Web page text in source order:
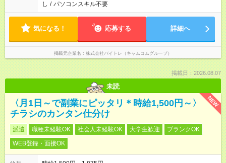
し / パソコンスキル不要
気になる！ 応募する 詳細へ
掲載元企業名 株式会社バイトレ（キャムコムグループ）
掲載日：2026.08.07
未読
NEW
〈月1日～で副業にピッタリ＊時給1,500円～〉
チラシのカンタン仕分け
派遣 職種未経験OK 社会人未経験OK 大学生歓迎
ブランクOK
WEB登録・面接OK